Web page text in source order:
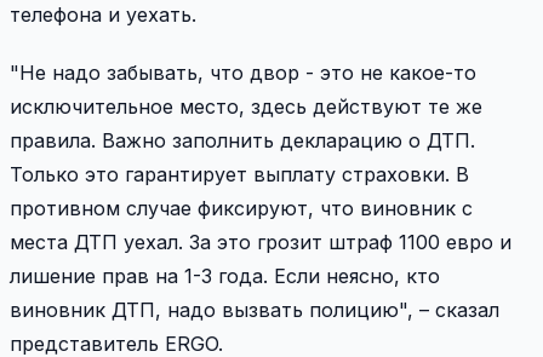
телефона и уехать.
"Не надо забывать, что двор - это не какое-то
исключительное место, здесь действуют те же
правила. Важно заполнить декларацию о ДТП.
Только это гарантирует выплату страховки. В
противном случае фиксируют, что виновник с
места ДТП уехал. За это грозит штраф 1100 евро и
лишение прав на 1-3 года. Если неясно, кто
виновник ДТП, надо вызвать полицию", – сказал
представитель ERGO.